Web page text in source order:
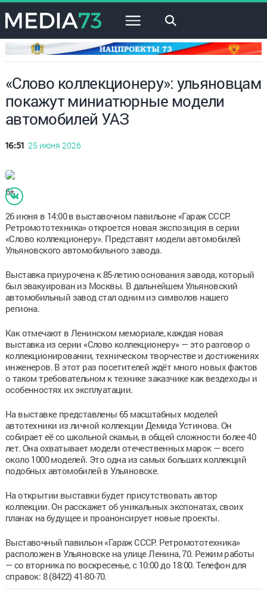
×
«Слово коллекционеру»: ульяновцам
покажут миниатюрные модели
автомобилей УАЗ
16:51 25 июня 2026
6+
26 июня в 14:00 в выставочном павильоне «Гараж СССР.
Ретромототехника» откроется новая экспозиция в серии
«Слово коллекционеру». Представят модели автомобилей
Ульяновского автомобильного завода.
Выставка приурочена к 85-летию основания завода, который
был эвакуирован из Москвы. В дальнейшем Ульяновский
автомобильный завод стал одним из символов нашего
региона.
Как отмечают в Ленинском мемориале, каждая новая
выставка из серии «Слово коллекционеру» — это разговор о
коллекционировании, техническом творчестве и достижениях
инженеров. В этот раз посетителей ждёт много новых фактов
о таком требовательном к технике заказчике как вездеходы и
особенностях их эксплуатации.
На выставке представлены 65 масштабных моделей
автотехники из личной коллекции Демида Устинова. Он
собирает её со школьной скамьи, в общей сложности более 40
лет. Она охватывает модели отечественных марок — всего
около 1000 моделей. Это одна из самых больших коллекций
подобных автомобилей в Ульяновске.
На открытии выставки будет присутствовать автор
коллекции. Он расскажет об уникальных экспонатах, своих
планах на будущее и проанонсирует новые проекты.
Выставочный павильон «Гараж СССР. Ретромототехника»
расположен в Ульяновске на улице Ленина, 70. Режим работы
— со вторника по воскресенье, с 10:00 до 18:00. Телефон для
справок: 8 (8422) 41-80-70.